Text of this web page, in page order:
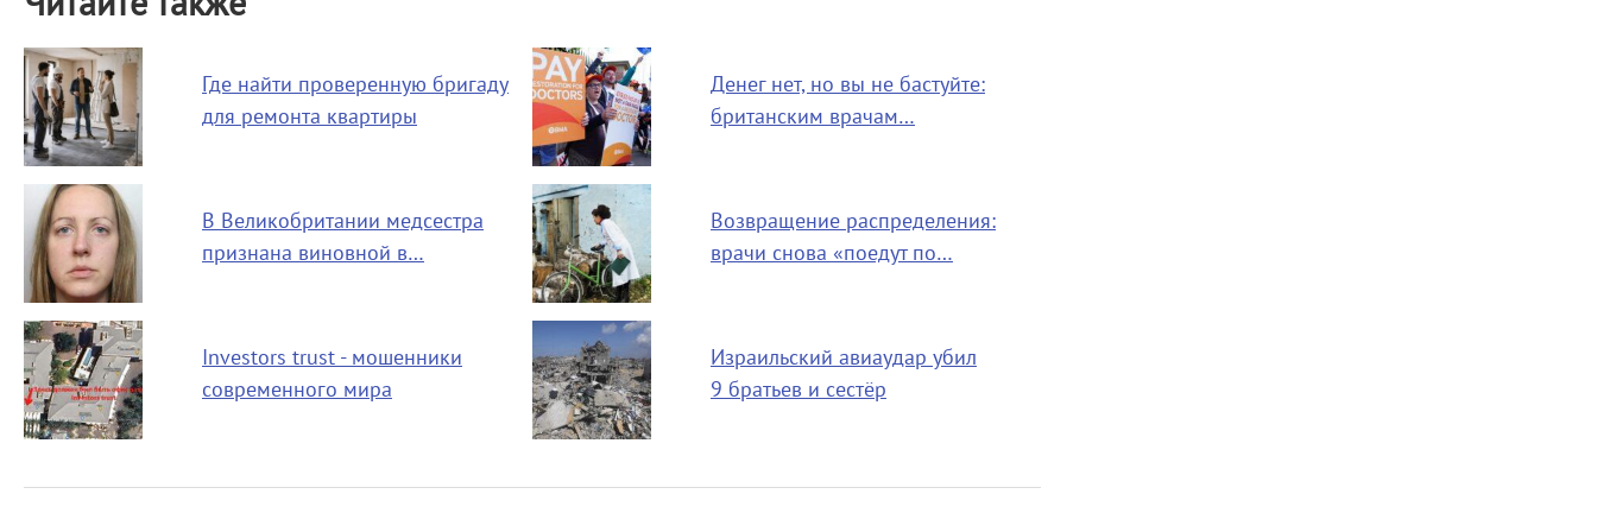
Где найти проверенную бригаду
для ремонта квартиры
Денег нет, но вы не бастуйте:
британским врачам…
В Великобритании медсестра
признана виновной в…
Возвращение распределения:
врачи снова «поедут по…
Investors trust - мошенники
современного мира
Израильский авиаудар убил
9 братьев и сестёр